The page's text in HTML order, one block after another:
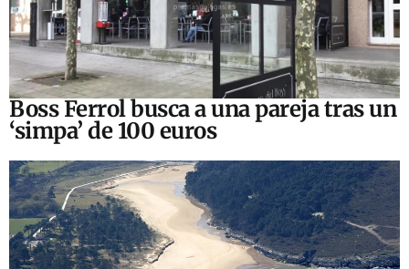
Boss Ferrol busca a una pareja tras un
‘simpa’ de 100 euros